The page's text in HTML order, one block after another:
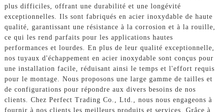
plus difficiles, offrant une durabilité et une longévité
exceptionnelles. Ils sont fabriqués en acier inoxydable de haute
qualité, garantissant une résistance à la corrosion et à la rouille,
ce qui les rend parfaits pour les applications hautes
performances et lourdes. En plus de leur qualité exceptionnelle,
nos tuyaux d'échappement en acier inoxydable sont conçus pour
une installation facile, réduisant ainsi le temps et l'effort requis
pour le montage. Nous proposons une large gamme de tailles et
de configurations pour répondre aux divers besoins de nos
clients. Chez Perfect Trading Co., Ltd., nous nous engageons à
fournir à nos clients les meilleurs produits et services. Grâce à